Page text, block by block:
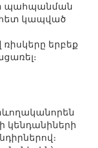
պահպանման
հետ կապված
ռիսկերը երբեք
կենդանիների